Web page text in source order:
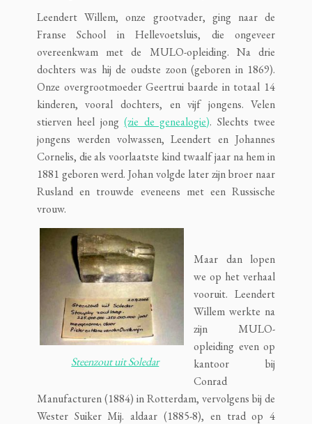
Leendert Willem, onze grootvader, ging naar de
Franse School in Hellevoetsluis, die ongeveer
overeenkwam met de MULO-opleiding. Na drie
dochters was hij de oudste zoon (geboren in 1869).
Onze overgrootmoeder Geertrui baarde in totaal 14
kinderen, vooral dochters, en vijf jongens. Velen
stierven heel jong(zie de genealogie). Slechts twee
jongens werden volwassen, Leendert en Johannes
Cornelis, die als voorlaatste kind twaalf jaar na hem in
1881 geboren werd. Johan volgde later zijn broer naar
Rusland en trouwde eveneens met een Russische
vrouw.
Steenzout uit Soledar
Maar dan lopen
we op het verhaal
vooruit. Leendert
Willem werkte na
zijn MULO-
opleiding even op
kantoor bij
Conrad
Manufacturen (1884) in Rotterdam, vervolgens bij de
Wester Suiker Mij. aldaar (1885-8), en trad op 4